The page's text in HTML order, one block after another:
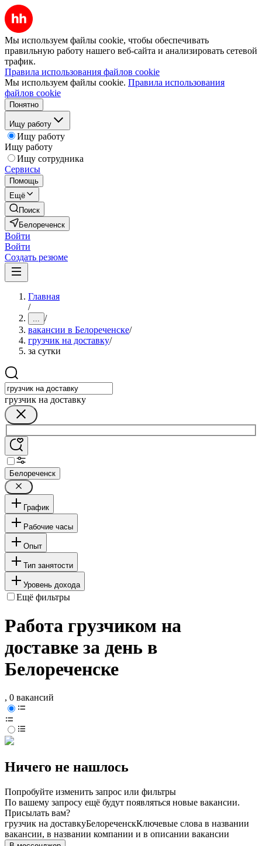
Мы используем файлы cookie, чтобы обеспечивать
правильную работу нашего веб-сайта и анализировать сетевой
трафик.
Правила использования файлов cookie
Мы используем файлы cookie. Правила использования
файлов cookie
Понятно
Ищу работу
Ищу работу
Ищу работу
Ищу сотрудника
Сервисы
Помощь
Ещё
Поиск
Белореченск
Войти
Войти
Создать резюме
Главная
/
... /
вакансии в Белореченске/
грузчик на доставку/
за сутки
грузчик на доставку
Белореченск
График
Рабочие часы
Опыт
Тип занятости
Уровень дохода
Ещё фильтры
Работа грузчиком на
доставке за день в
Белореченске
, 0 вакансий
Ничего не нашлось
Попробуйте изменить запрос или фильтры
По вашему запросу ещё будут появляться новые вакансии.
Присылать вам?
грузчик на доставкуБелореченскКлючевые слова в названии
вакансии, в названии компании и в описании вакансии